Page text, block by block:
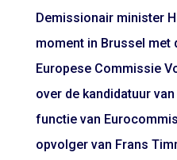
Demissionair minister
moment in Brussel met
Europese Commissie
over de kandidatuur
functie van
opvolger van Frans